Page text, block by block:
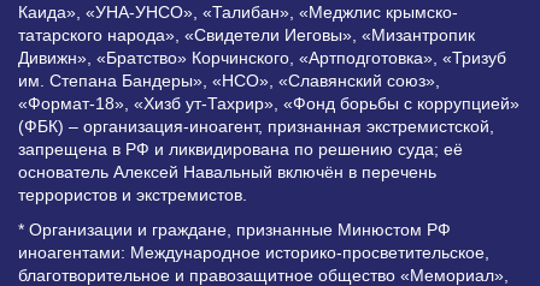
Каида», «УНА-УНСО», «Талибан», «Меджлис крымско-
татарского народа», «Свидетели Иеговы», «Мизантропик
Дивижн», «Братство» Корчинского, «Артподготовка», «Тризуб
им. Степана Бандеры», «НСО», «Славянский союз»,
«Формат-18», «Хизб ут-Тахрир», «Фонд борьбы с коррупцией»
(ФБК) – организация-иноагент, признанная экстремистской,
запрещена в РФ и ликвидирована по решению суда; её
основатель Алексей Навальный включён в перечень
террористов и экстремистов.
* Организации и граждане, признанные Минюстом РФ
иноагентами: Международное историко-просветительское,
благотворительное и правозащитное общество «Мемориал»,